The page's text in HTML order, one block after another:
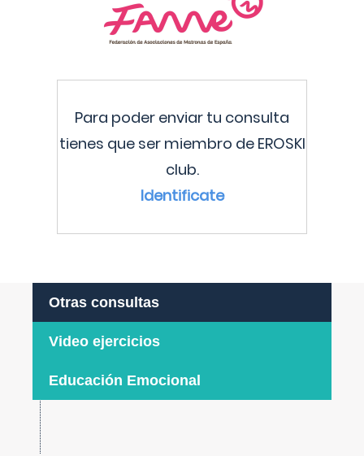
Para poder enviar tu consulta
tienes que ser miembro de EROSKI
club.
Identificate
Otras consultas
Video ejercicios
Educación Emocional